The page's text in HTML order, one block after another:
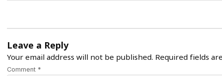
Leave a Reply
Your email address will not be published. Required fields
Comment *